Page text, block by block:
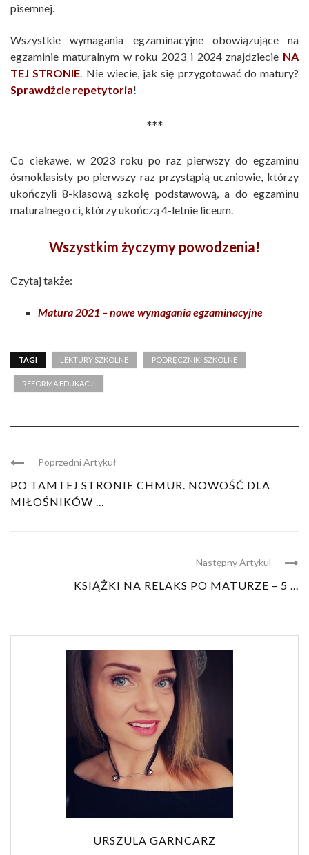
pisemnej.
Wszystkie wymagania egzaminacyjne obowiązujące na
egzaminie maturalnym w roku 2023 i 2024 znajdziecie NA
TEJ STRONIE. Nie wiecie, jak się przygotować do matury?
Sprawdźcie repetytoria!
***
Co ciekawe, w 2023 roku po raz pierwszy do egzaminu
ósmoklasisty po pierwszy raz przystąpią uczniowie, którzy
ukończyli 8-klasową szkołę podstawową, a do egzaminu
maturalnego ci, którzy ukończą 4-letnie liceum.
Wszystkim życzymy powodzenia!
Czytaj także:
Matura 2021 – nowe wymagania egzaminacyjne
TAGI LEKTURY SZKOLNE PODRĘCZNIKI SZKOLNE
REFORMA EDUKACJI
Poprzedni Artykuł
PO TAMTEJ STRONIE CHMUR. NOWOŚĆ DLA
MIŁOŚNIKÓW ...
Następny Artykul
KSIĄŻKI NA RELAKS PO MATURZE – 5 ...
URSZULA GARNCARZ